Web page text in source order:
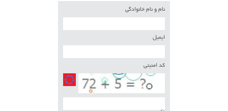
نام و نام خانوادگی
ایمیل
کد امنیتی